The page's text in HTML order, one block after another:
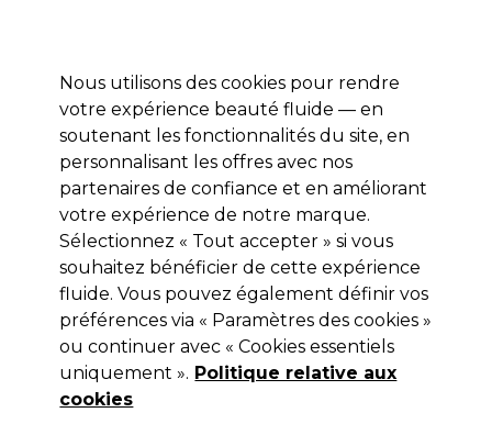
Se connecter
Marques Bons plans Coiffure Electro et Matériel
Livraison et délais
lire la suite
Andreia Professional
Andreia Professional Cylindrical
Ceramic Bit - Embout cylindrique
pour ponceuse
(0)
Nous utilisons des cookies pour rendre
votre expérience beauté fluide — en
soutenant les fonctionnalités du site, en
personnalisant les offres avec nos
partenaires de confiance et en améliorant
votre expérience de notre marque.
Sélectionnez « Tout accepter » si vous
souhaitez bénéficier de cette expérience
fluide. Vous pouvez également définir vos
préférences via « Paramètres des cookies »
ou continuer avec « Cookies essentiels
uniquement ». Politique relative aux
cookies